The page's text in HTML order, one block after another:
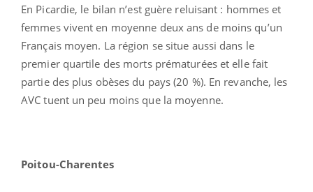
En Picardie, le bilan n’est guère reluisant : hommes et
femmes vivent en moyenne deux ans de moins qu’un
Français moyen. La région se situe aussi dans le
premier quartile des morts prématurées et elle fait
partie des plus obèses du pays (20 %). En revanche, les
AVC tuent un peu moins que la moyenne.
Poitou-Charentes